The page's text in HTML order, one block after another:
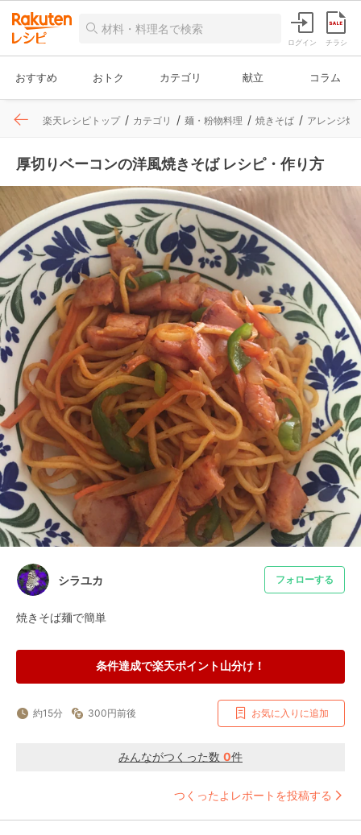
ログイン チラシ
おすすめ おトク カテゴリ 献立 コラム
楽天レシピトップ カテゴリ 麺・粉物料理 焼きそば アレンジ焼
厚切りベーコンの洋風焼きそば レシピ・作り方
シラユカ フォローする
焼きそば麺で簡単
条件達成で楽天ポイント山分け！
約15分 300円前後 お気に入りに追加
みんながつくった数 0件
つくったよレポートを投稿する